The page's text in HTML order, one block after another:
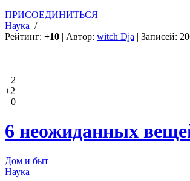
ПРИСОЕДИНИТЬСЯ
Наука /
Рейтинг: +10 | Автор: witch Dja | Записей:
2
+2
0
6 неожиданных
Дом и быт
Наука